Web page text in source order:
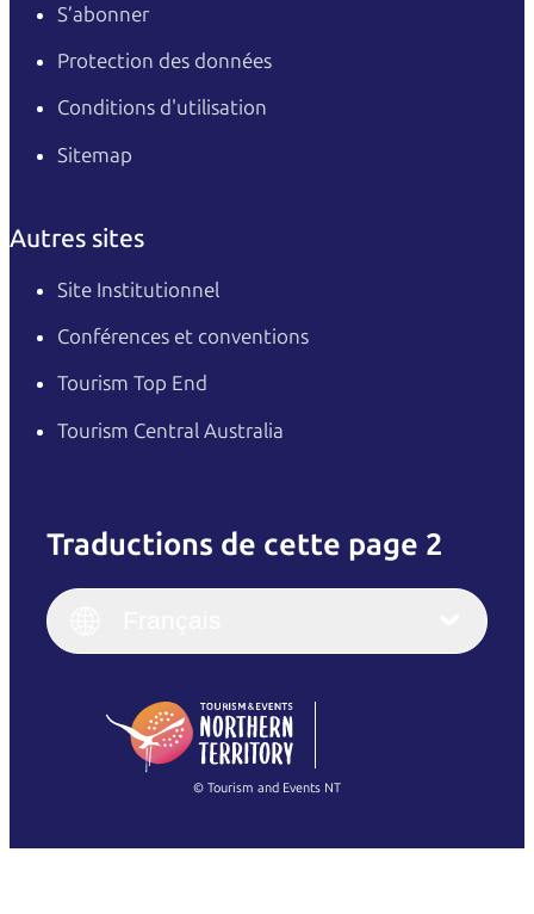
S’abonner
Protection des données
Conditions d'utilisation
Sitemap
Autres sites
Site Institutionnel
Conférences et conventions
Tourism Top End
Tourism Central Australia
Traductions de cette page 2
English
(Singapore)
Français
Italiano
繁體中文
© Tourism and Events NT